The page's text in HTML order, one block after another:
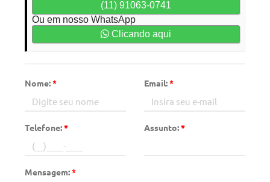
(11) 91063-0741
Ou em nosso WhatsApp
Clicando aqui
Nome:* Email:*
Telefone:* Assunto:*
Mensagem:*